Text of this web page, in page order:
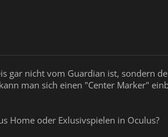
gar nicht vom Guardian ist, sondern
man sich einen "Center Marker"
Home oder Exlusivspielen in Oculus?